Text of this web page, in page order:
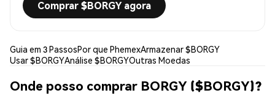
Comprar $BORGY agora
Guia em 3 PassosPor que PhemexArmazenar $BORGY
Usar $BORGYAnálise $BORGYOutras Moedas
Onde posso comprar BORGY ($BORGY)?